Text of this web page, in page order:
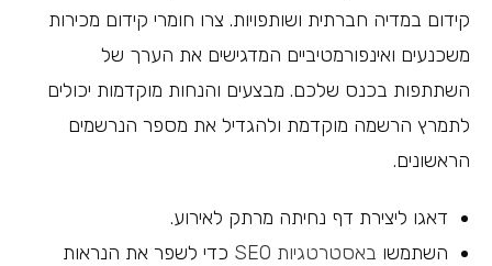
קידום במדיה חברתית ושותפויות. צרו חומרי קידום מכירות
משכנעים ואינפורמטיביים המדגישים את הערך של
השתתפות בכנס שלכם. מבצעים והנחות מוקדמות יכולים
לתמרץ הרשמה מוקדמת ולהגדיל את מספר הנרשמים
הראשונים.
דאגו ליצירת דף נחיתה מרתק לאירוע.
השתמשו באסטרטגיות SEO
כדי לשפר את הנראות